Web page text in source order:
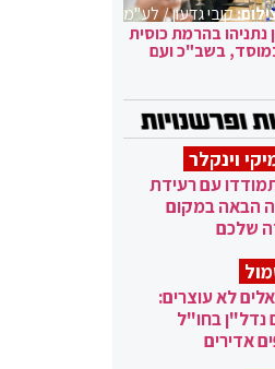
קובי גדעון / לע"מ
בהרמת כוסית
בשב"כ ועם
וינקלר
עם רעידת
הבאה במקום
שלכם
לא עוצרים:
נדל"ן בחו"ל
אדירים